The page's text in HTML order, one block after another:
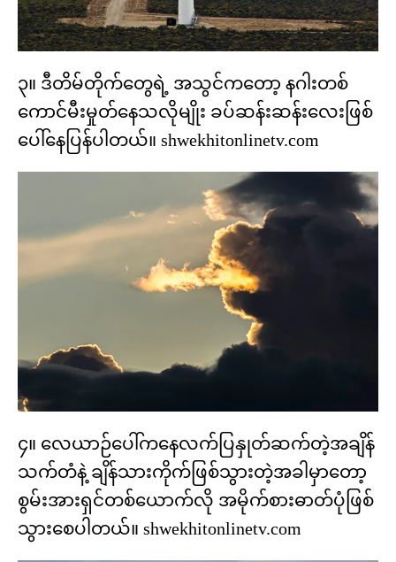
၃။ ဒီတိမ်တိုက်တွေရဲ့ အသွင်ကတော့ နဂါးတစ်
ကောင်မီးမှုတ်နေသလိုမျိုး ခပ်ဆန်းဆန်းလေးဖြစ်
ပေါ်နေပြန်ပါတယ်။ shwekhitonlinetv.com
၄။ လေယာဉ်ပေါ်ကနေလက်ပြနှုတ်ဆက်တဲ့အချိန်
သက်တံနဲ့ ချိန်သားကိုက်ဖြစ်သွားတဲ့အခါမှာတော့
စွမ်းအားရှင်တစ်ယောက်လို အမိုက်စားဓာတ်ပုံဖြစ်
သွားစေပါတယ်။ shwekhitonlinetv.com